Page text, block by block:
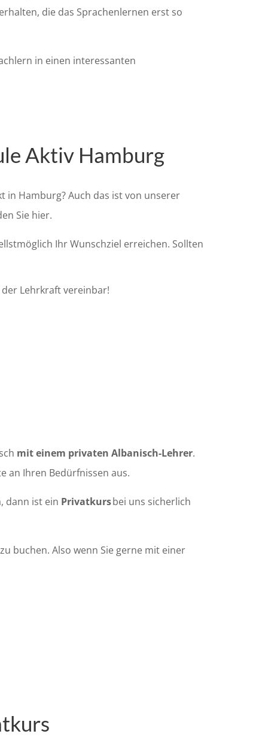
die das Sprachenlernen erst so
in einen interessanten
Aktiv Hamburg
in Hamburg? Auch das ist von unserer
Sie hier.
Ihr Wunschziel erreichen. Sollten
Lehrkraft vereinbar!
mit einem privaten Albanisch-Lehrer.
an Ihren Bedürfnissen aus.
dann ist ein Privatkursbei uns sicherlich
buchen. Also wenn Sie gerne mit einer